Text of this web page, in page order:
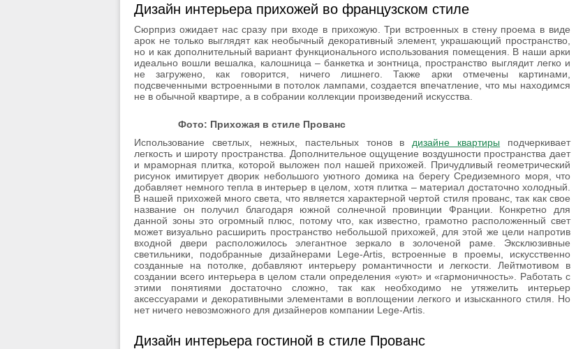
Дизайн интерьера прихожей во французском стиле
Сюрприз ожидает нас сразу при входе в прихожую. Три встроенных в стену проема в виде
арок не только выглядят как необычный декоративный элемент, украшающий пространство,
но и как дополнительный вариант функционального использования помещения. В наши арки
идеально вошли вешалка, калошница – банкетка и зонтница, пространство выглядит легко и
не загружено, как говорится, ничего лишнего. Также арки отмечены картинами,
подсвеченными встроенными в потолок лампами, создается впечатление, что мы находимся
не в обычной квартире, а в собрании коллекции произведений искусства.
Фото: Прихожая в стиле Прованс
Использование светлых, нежных, пастельных тонов в дизайне квартиры подчеркивает
легкость и широту пространства. Дополнительное ощущение воздушности пространства дает
и мраморная плитка, которой выложен пол нашей прихожей. Причудливый геометрический
рисунок имитирует дворик небольшого уютного домика на берегу Средиземного моря, что
добавляет немного тепла в интерьер в целом, хотя плитка – материал достаточно холодный.
В нашей прихожей много света, что является характерной чертой стиля прованс, так как свое
название он получил благодаря южной солнечной провинции Франции. Конкретно для
данной зоны это огромный плюс, потому что, как известно, грамотно расположенный свет
может визуально расширить пространство небольшой прихожей, для этой же цели напротив
входной двери расположилось элегантное зеркало в золоченой раме. Эксклюзивные
светильники, подобранные дизайнерами Lege-Artis, встроенные в проемы, искусственно
созданные на потолке, добавляют интерьеру романтичности и легкости. Лейтмотивом в
создании всего интерьера в целом стали определения «уют» и «гармоничность». Работать с
этими понятиями достаточно сложно, так как необходимо не утяжелить интерьер
аксессуарами и декоративными элементами в воплощении легкого и изысканного стиля. Но
нет ничего невозможного для дизайнеров компании Lege-Artis.
Дизайн интерьера гостиной в стиле Прованс